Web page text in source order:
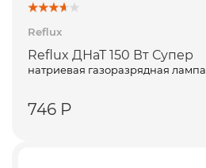
Reflux
Reflux ДНаТ 150 Вт Супер
натриевая газоразрядная лампа
746 Р